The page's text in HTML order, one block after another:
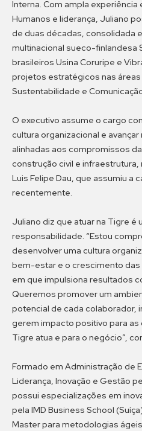
Interna. Com ampla
Humanos e liderança, Juliano
de duas décadas, consolidada
multinacional sueco-finlandesa
brasileiros Usina Coruripe e
projetos estratégicos nas
Sustentabilidade e
O executivo assume o cargo
cultura organizacional e
alinhadas aos compromissos
construção civil e
Luis Felipe Dau, que assumiu a
recentemente.
Juliano diz que atuar na Tigre é
responsabilidade. “Estou
desenvolver uma cultura
bem-estar e o crescimento
em que impulsiona resultados
Queremos promover um
potencial de cada colaborador,
gerem impacto positivo para as
Tigre atua e para o negócio”,
Formado em Administração de
Liderança, Inovação e Gestão
possui especializações em
pela IMD Business School
Master para metodologias